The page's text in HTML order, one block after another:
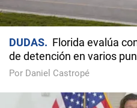
DUDAS
Florida evalúa
de detención en varios
Por Daniel Castropé